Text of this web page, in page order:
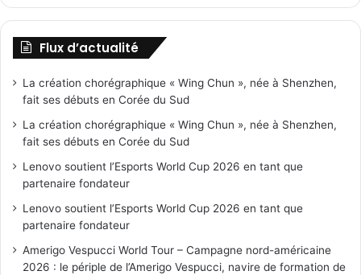
Flux d’actualité
La création chorégraphique « Wing Chun », née à Shenzhen,
fait ses débuts en Corée du Sud
La création chorégraphique « Wing Chun », née à Shenzhen,
fait ses débuts en Corée du Sud
Lenovo soutient l’Esports World Cup 2026 en tant que
partenaire fondateur
Lenovo soutient l’Esports World Cup 2026 en tant que
partenaire fondateur
Amerigo Vespucci World Tour – Campagne nord-américaine
2026 : le périple de l’Amerigo Vespucci, navire de formation de